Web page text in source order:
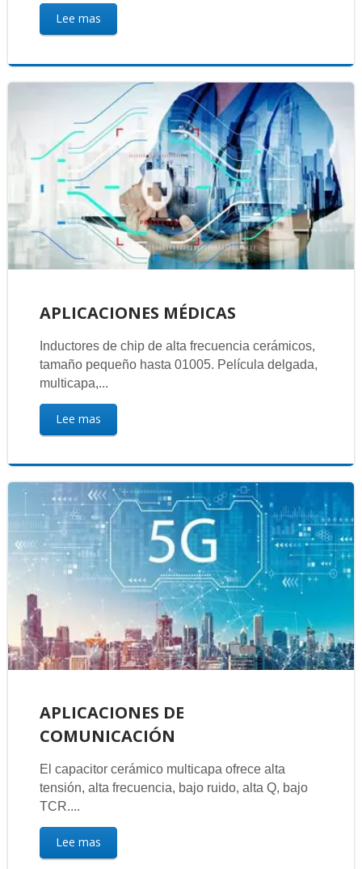
Lee mas
APLICACIONES MÉDICAS
Inductores de chip de alta frecuencia cerámicos,
tamaño pequeño hasta 01005. Película delgada,
multicapa,...
Lee mas
APLICACIONES DE
COMUNICACIÓN
El capacitor cerámico multicapa ofrece alta
tensión, alta frecuencia, bajo ruido, alta Q, bajo
TCR....
Lee mas